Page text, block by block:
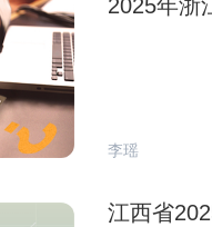
2025年浙
李瑶
江西省